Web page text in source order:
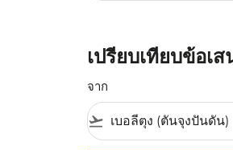
เปรียบเทียบข้อเ
จาก
flight_takeoff